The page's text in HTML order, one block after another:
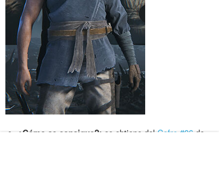
¿Cómo se consigue?: se obtiene del Cofre #06 de